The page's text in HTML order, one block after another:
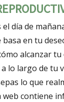
día de
en tu
alcanzar tu
lo largo de tu
lo que
web contiene